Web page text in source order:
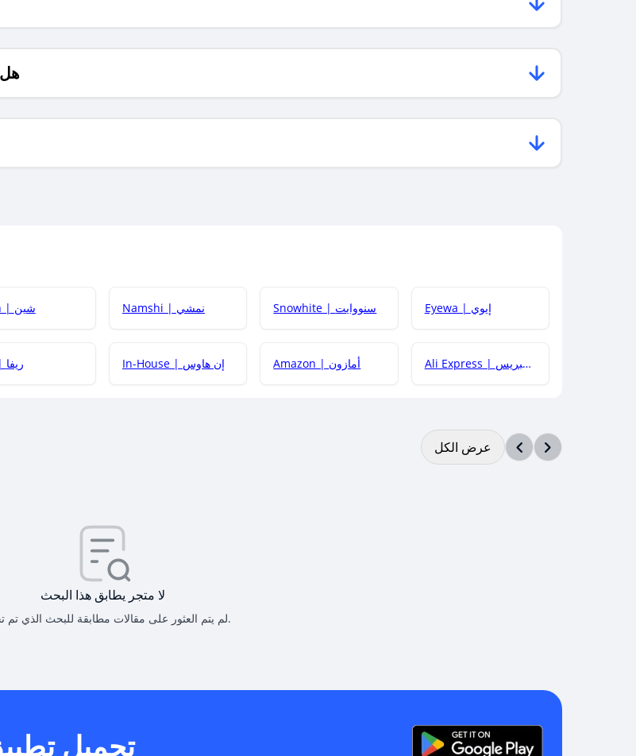
Shein | شين Namshi | نمشي Snowhite | سنووايت Eyewa | إيوي
Riva | ريفا In-House | إن هاوس Amazon | أمازون Ali Express | علي إكسبريس
عرض الكل
لا متجر يطابق هذا البحث
لم يتم العثور على مقالات مطابقة للبحث الذي تم تحديده.
تحميل